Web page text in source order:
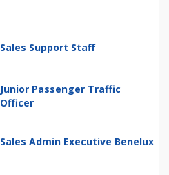
Sales Support Staff
Junior Passenger Traffic
Officer
Sales Admin Executive Benelux